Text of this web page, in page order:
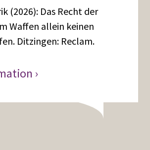
(2026): Das Recht der
Waffen allein keinen
Ditzingen: Reclam.
›